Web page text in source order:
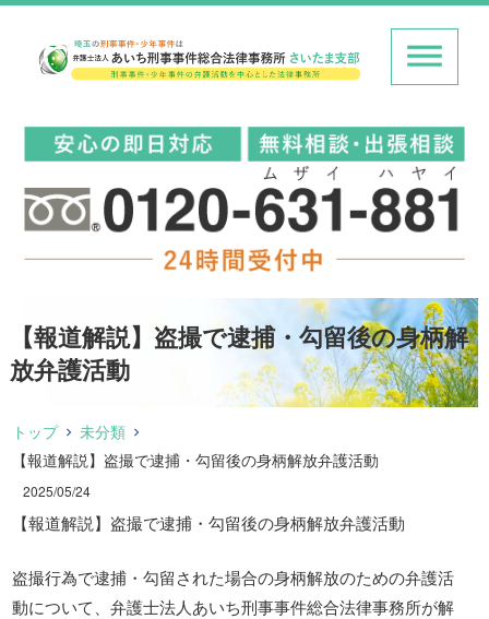
【報道解説】盗撮で逮捕・勾留後の身柄解
放弁護活動
トップ
未分類
【報道解説】盗撮で逮捕・勾留後の身柄解放弁護活動
2025/05/24
【報道解説】盗撮で逮捕・勾留後の身柄解放弁護活動
盗撮行為で逮捕・勾留された場合の身柄解放のための弁護活
動について、弁護士法人あいち刑事事件総合法律事務所が解